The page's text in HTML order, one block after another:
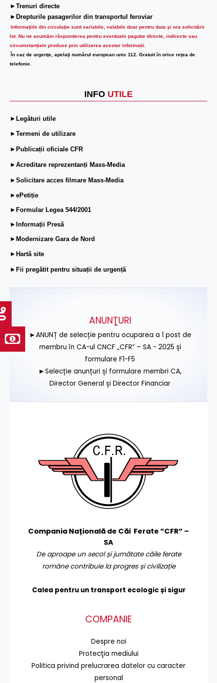
►Trenuri directe
►Drepturile pasagerilor din transportul feroviar
Informaţiile din circulaţie sunt variabile, valabile doar pentru data şi ora solicitării
lor. Nu ne asumăm răspunderea pentru eventuale pagube directe, indirecte sau
circumstanțiale produse prin utilizarea acestor informații.
În caz de urgenţe, apelaţi numărul european unic 112. Gratuit în orice reţea de
telefonie.
INFO UTILE
►Legături utile
►Termeni de utilizare
►Publicații oficiale CFR
►Acreditare reprezentanți Mass-Media
►Solicitare acces filmare Mass-Media
►ePetiție
►Formular Legea 544/2001
►Informații Presă
►Modernizare Gara de Nord
►Hartă site
►Fii pregătit pentru situații de urgență
ANUNŢURI
►ANUNȚ de selecție pentru ocuparea a 1 post de
membru în CA-ul CNCF „CFR” – SA - 2025 și
formulare F1-F5
►Selecție anunțuri și formulare membri CA,
Director General și Director Financiar
Compania Națională de Căi Ferate ”CFR” –
SA
De aproape un secol și jumătate căile ferate
române contribuie la progres și civilizație
Calea pentru un transport ecologic și sigur
COMPANIE
Despre noi
Protecţia mediului
Politica privind prelucrarea datelor cu caracter
personal